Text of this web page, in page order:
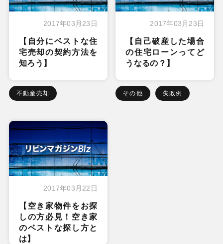
2017年03月23日
【自分にベストな住
宅売却の契約方法を
知ろう】
不動産売却
2017年03月23日
【自己破産した場合
の住宅ローンってど
うなるの？】
その他 失敗例
2017年03月22日
【空き家物件をお探
しの方必見！空き家
のベストな探し方と
は】